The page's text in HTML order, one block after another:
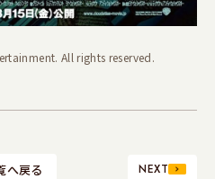
All rights reserved.
へ戻る NEXT